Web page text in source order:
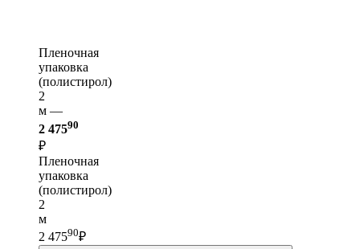
Пленочная
упаковка
(полистирол)
2
м —
2 47590
₽
Пленочная
упаковка
(полистирол)
2
м
2 47590₽